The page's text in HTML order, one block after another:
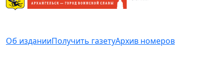
Об изданииПолучить газетуАрхив номеров